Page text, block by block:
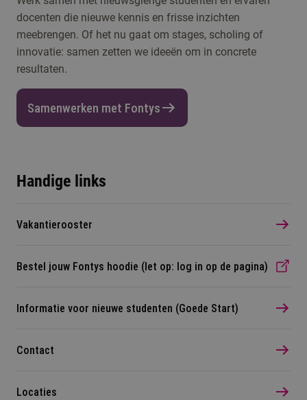
docenten die nieuwe kennis en frisse inzichten
meebrengen. Of het nu gaat om stages, scholing of
innovatie: samen zetten we ideeën om in concrete
resultaten.
Samenwerken met Fontys
Handige links
Vakantierooster
Bestel jouw Fontys hoodie (let op: log in op de pagina)
Informatie voor nieuwe studenten (Goede Start)
Contact
Locaties